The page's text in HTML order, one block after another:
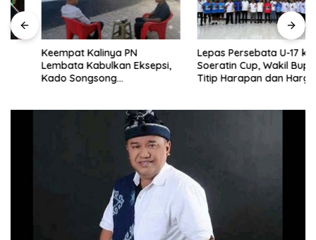
Keempat Kalinya PN
Lembata Kabulkan Eksepsi,
Kado Songsong
Lepas Persebata U-17 ke
Soeratin Cup, Wakil Bupati
Titip Harapan dan Harga Diri